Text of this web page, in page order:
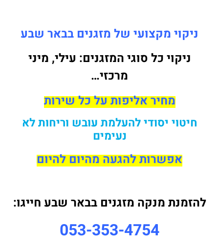
ניקוי מקצועי של מזגנים בבאר שבע
ניקוי כל סוגי המזגנים: עילי, מיני
מרכזי…
מחיר אליפות על כל שירות
חיטוי יסודי להעלמת עובש וריחות לא
נעימים
אפשרות להגעה מהיום להיום
להזמנת מנקה מזגנים בבאר שבע חייגו:
053-353-4754